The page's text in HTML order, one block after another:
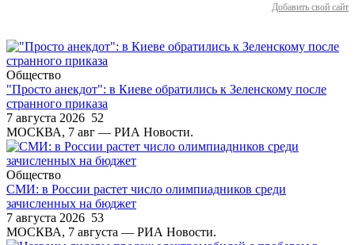
Добавить свой сайт
Общество
"Просто анекдот": в Киеве обратились к Зеленскому после
странного приказа
7 августа 2026 52
МОСКВА, 7 авг — РИА Новости.
Общество
СМИ: в России растет число олимпиадников среди
зачисленных на бюджет
7 августа 2026 53
МОСКВА, 7 августа — РИА Новости.